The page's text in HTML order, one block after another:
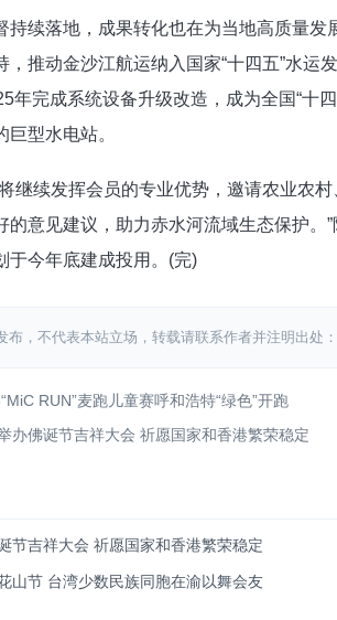
持续落地，成果转化也在为当地高质量
，推动金沙江航运纳入国家“十四五”水
年完成系统设备升级改造，成为全国“十
巨型水电站。
继续发挥会员的专业优势，邀请农业农
的意见建议，助力赤水河流域生态保护
于今年底建成投用。(完)
布，不代表本站立场，转载请联系作者并注明出处
RUN”麦跑儿童赛呼和浩特“绿色”开跑
办佛诞节吉祥大会 祈愿国家和香港繁荣稳定
节吉祥大会 祈愿国家和香港繁荣稳定
山节 台湾少数民族同胞在渝以舞会友